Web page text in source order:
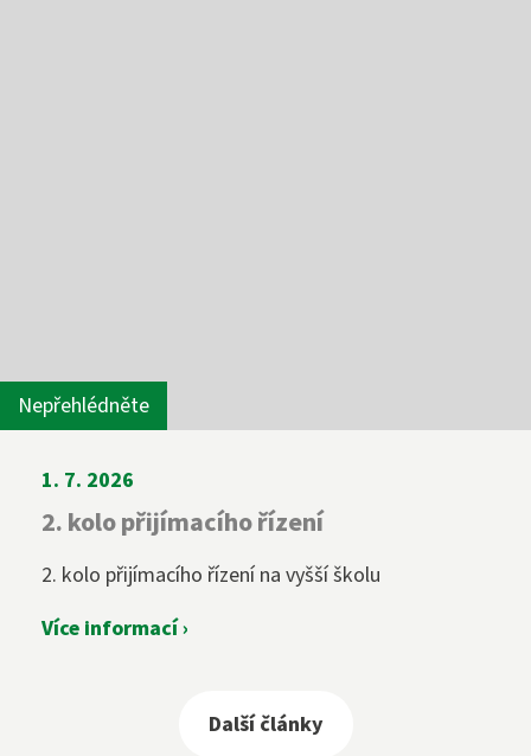
Nepřehlédněte
1. 7. 2026
2. kolo přijímacího řízení
2. kolo přijímacího řízení na vyšší školu
Více informací ›
Další články